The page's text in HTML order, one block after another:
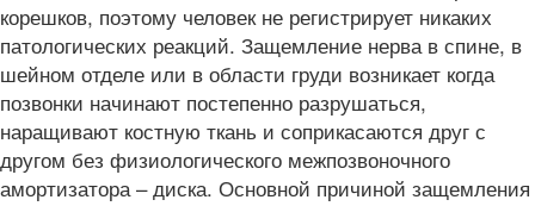
корешков, поэтому человек не регистрирует никаких
патологических реакций. Защемление нерва в спине, в
шейном отделе или в области груди возникает когда
позвонки начинают постепенно разрушаться,
наращивают костную ткань и соприкасаются друг с
другом без физиологического межпозвоночного
амортизатора – диска. Основной причиной защемления